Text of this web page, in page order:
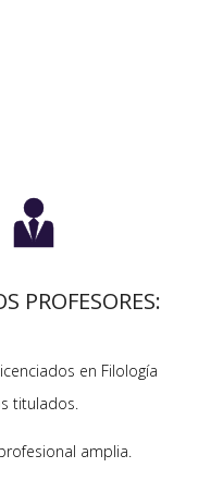

PROFESORES:
en Filología
titulados.
amplia.